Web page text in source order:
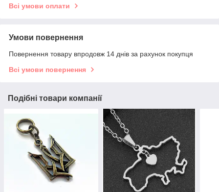
Всі умови оплати
Умови повернення
Повернення товару впродовж 14 днів за рахунок покупця
Всі умови повернення
Подібні товари компанії